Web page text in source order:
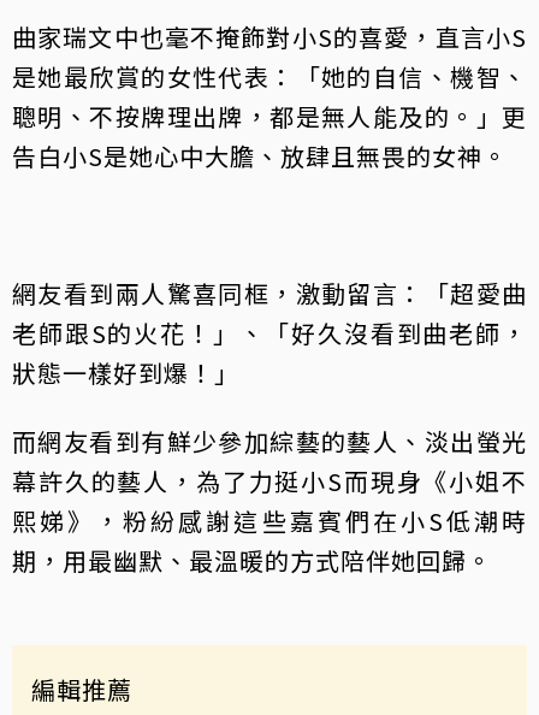
曲家瑞文中也毫不掩飾對小S的喜愛，直言小S
是她最欣賞的女性代表：「她的自信、機智、
聰明、不按牌理出牌，都是無人能及的。」更
告白小S是她心中大膽、放肆且無畏的女神。
網友看到兩人驚喜同框，激動留言：「超愛曲
老師跟S的火花！」、「好久沒看到曲老師，
狀態一樣好到爆！」
而網友看到有鮮少參加綜藝的藝人、淡出螢光
幕許久的藝人，為了力挺小S而現身《小姐不
熙娣》，粉紛感謝這些嘉賓們在小S低潮時
期，用最幽默、最溫暖的方式陪伴她回歸。
編輯推薦